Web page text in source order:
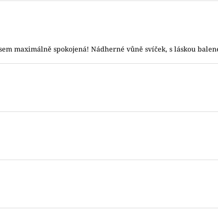
hvězdiček.
maximálně spokojená! Nádherné vůně svíček, s láskou
hvězdiček.
hvězdiček.
hvězdiček.